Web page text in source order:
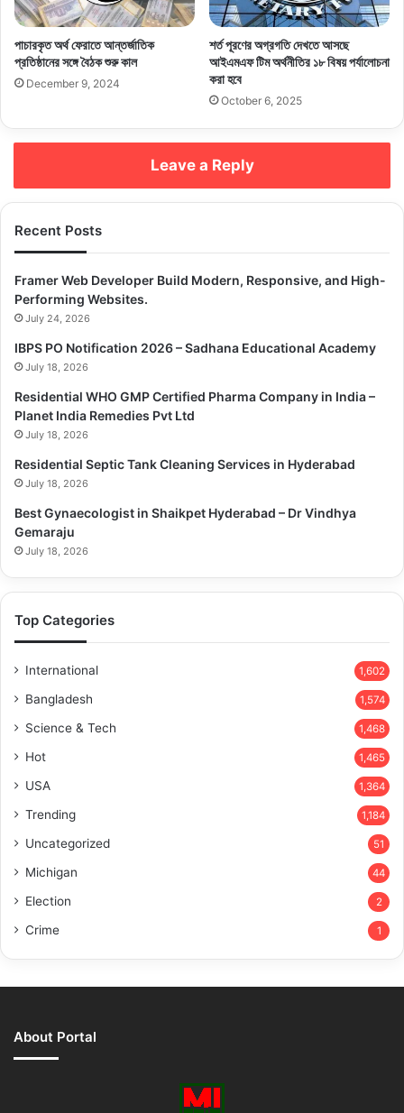
পাচারকৃত অর্থ ফেরাতে আন্তর্জাতিক
প্রতিষ্ঠানের সঙ্গে বৈঠক শুরু কাল
December 9, 2024
শর্ত পূরণের অগ্রগতি দেখতে আসছে
আইএমএফ টিম অর্থনীতির ১৮ বিষয় পর্যালোচনা
করা হবে
October 6, 2025
Leave a Reply
Recent Posts
Framer Web Developer Build Modern, Responsive, and High-
Performing Websites.
July 24, 2026
IBPS PO Notification 2026 – Sadhana Educational Academy
July 18, 2026
Residential WHO GMP Certified Pharma Company in India –
Planet India Remedies Pvt Ltd
July 18, 2026
Residential Septic Tank Cleaning Services in Hyderabad
July 18, 2026
Best Gynaecologist in Shaikpet Hyderabad – Dr Vindhya
Gemaraju
July 18, 2026
Top Categories
International 1,602
Bangladesh 1,574
Science & Tech 1,468
Hot 1,465
USA 1,364
Trending 1,184
Uncategorized 51
Michigan 44
Election 2
Crime 1
About Portal